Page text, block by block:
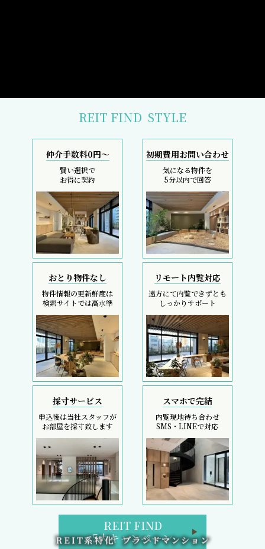
REIT FIND STYLE
仲介手数料0円～
賢い選択で
お得に契約
初期費用お問い合わせ
気になる物件を
5分以内で回答
おとり物件なし
物件情報の更新鮮度は
検索サイトでは高水準
リモート内覧対応
遠方にて内覧できずとも
しっかりサポート
採寸サービス
申込後は当社スタッフが
お部屋を採寸致します
スマホで完結
内覧現地待ち合わせ
SMS・LINEで対応
REIT FIND
5大キャンペーン